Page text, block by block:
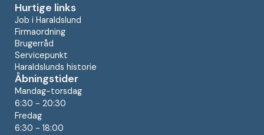
Hurtige links
Job i Haraldslund
Firmaordning
Brugerråd
Servicepunkt
Haraldslunds historie
Åbningstider
Mandag-torsdag
6:30 - 20:30
Fredag
6:30 - 18:00